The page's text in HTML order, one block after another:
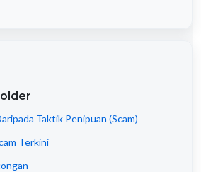
Taktik Penipuan (Scam)
Terkini